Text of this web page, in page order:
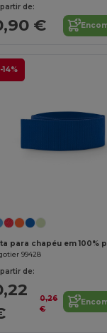
de:
€
-14%
99428
de:
0,26
€